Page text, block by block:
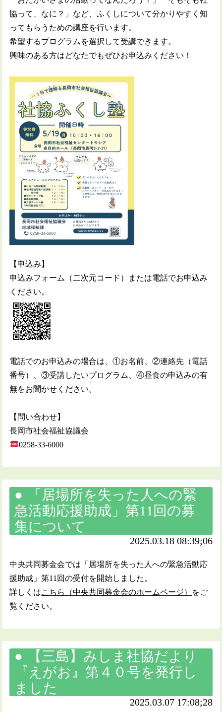
協って、なに？」など、ふくしについて分かりやすく知
ってもらうための講座を行います。
希望するプログラムを選択して受講できます。
興味のある方はどなたでもぜひお申込みください！
【申込み】
申込みフォーム（二次元コード）または電話でお申込み
ください。
電話でのお申込みの場合は、①お名前、②連絡先（電話
番号）、③受講したいプログラム、④昼食の申込みの有
無をお聞かせください。
【問い合わせ】
長岡市社会福祉協議会
0258-33-6000
「居場所を失った人への緊
急活動応援助成」第11回の募
集について
2025.03.18 08:39;06
中央共同募金会では「居場所を失った人への緊急活動応
援助成」第11回の受付を開始しました。
詳しくはこちら（中央共同募金会のホームページ） をご
覧ください。
【三島】みしま社協だより
『えがお』第４０号を発行し
ました
2025.03.07 17:08;28